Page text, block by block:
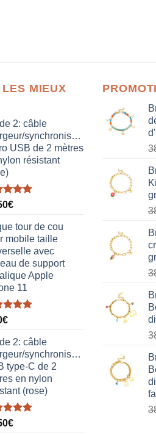
MIEUX
2: câble
synchronisation
USB de 2 mètres
résistant
5.00
€
tour de cou
mobile taille
avec
de support
Apple
11
5.00
€
2: câble
synchronisation
type-C de 2
en nylon
(rose)
5.00
€